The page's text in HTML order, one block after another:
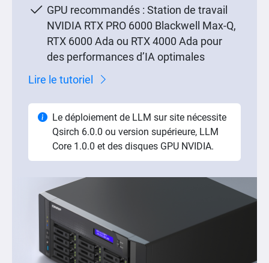
GPU recommandés : Station de travail
NVIDIA RTX PRO 6000 Blackwell Max-Q,
RTX 6000 Ada ou RTX 4000 Ada pour
des performances d’IA optimales
Lire le tutoriel
Le déploiement de LLM sur site nécessite
Qsirch 6.0.0 ou version supérieure, LLM
Core 1.0.0 et des disques GPU NVIDIA.